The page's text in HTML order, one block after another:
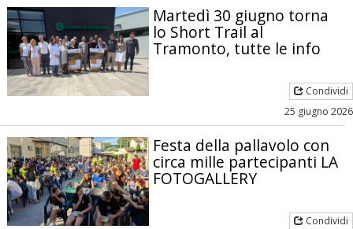
Martedì 30 giugno torna
lo Short Trail al
Tramonto, tutte le info
Condividi
25 giugno 2026
Festa della pallavolo con
circa mille partecipanti LA
FOTOGALLERY
Condividi